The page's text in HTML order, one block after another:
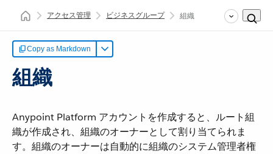
アクセス管理 ビジネスグループ 組織
Copy as Markdown
組織
Anypoint Platform アカウントを作成すると、ルート組
織が作成され、組織のオーナーとして割り当てられま
す。組織のオーナーは自動的に組織のシステム管理者権